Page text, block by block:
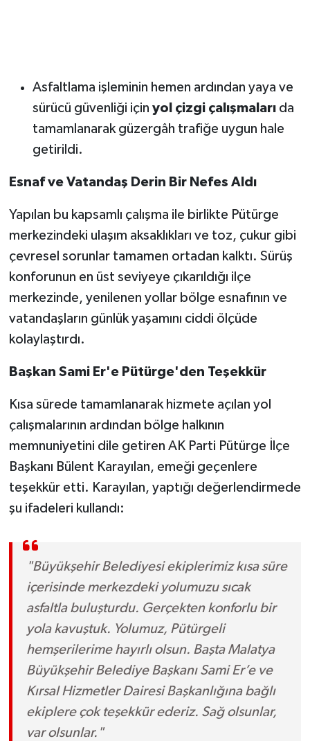
Asfaltlama işleminin hemen ardından yaya ve
sürücü güvenliği için yol çizgi çalışmalarıda
tamamlanarak güzergâh trafiğe uygun hale
getirildi.
Esnaf ve Vatandaş Derin Bir Nefes Aldı
Yapılan bu kapsamlı çalışma ile birlikte Pütürge
merkezindeki ulaşım aksaklıkları ve toz, çukur gibi
çevresel sorunlar tamamen ortadan kalktı. Sürüş
konforunun en üst seviyeye çıkarıldığı ilçe
merkezinde, yenilenen yollar bölge esnafının ve
vatandaşların günlük yaşamını ciddi ölçüde
kolaylaştırdı.
Başkan Sami Er'e Pütürge'den Teşekkür
Kısa sürede tamamlanarak hizmete açılan yol
çalışmalarının ardından bölge halkının
memnuniyetini dile getiren AK Parti Pütürge İlçe
Başkanı Bülent Karayılan, emeği geçenlere
teşekkür etti. Karayılan, yaptığı değerlendirmede
şu ifadeleri kullandı:
"Büyükşehir Belediyesi ekiplerimiz kısa süre
içerisinde merkezdeki yolumuzu sıcak
asfaltla buluşturdu. Gerçekten konforlu bir
yola kavuştuk. Yolumuz, Pütürgeli
hemşerilerime hayırlı olsun. Başta Malatya
Büyükşehir Belediye Başkanı Sami Er’e ve
Kırsal Hizmetler Dairesi Başkanlığına bağlı
ekiplere çok teşekkür ederiz. Sağ olsunlar,
var olsunlar."